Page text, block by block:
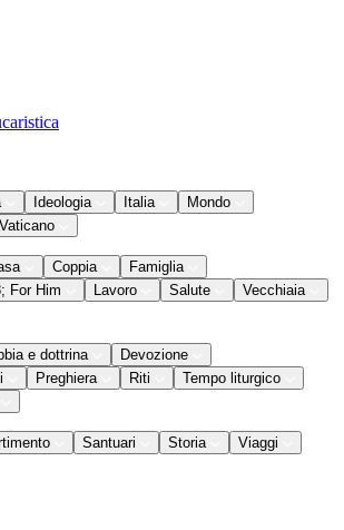
Ideologia Italia
Mondo
Vaticano
Coppia
Famiglia
For Him
Lavoro Salute
Vecchiaia
e dottrina
Devozione
Preghiera Riti
Tempo liturgico
Santuari Storia Viaggi